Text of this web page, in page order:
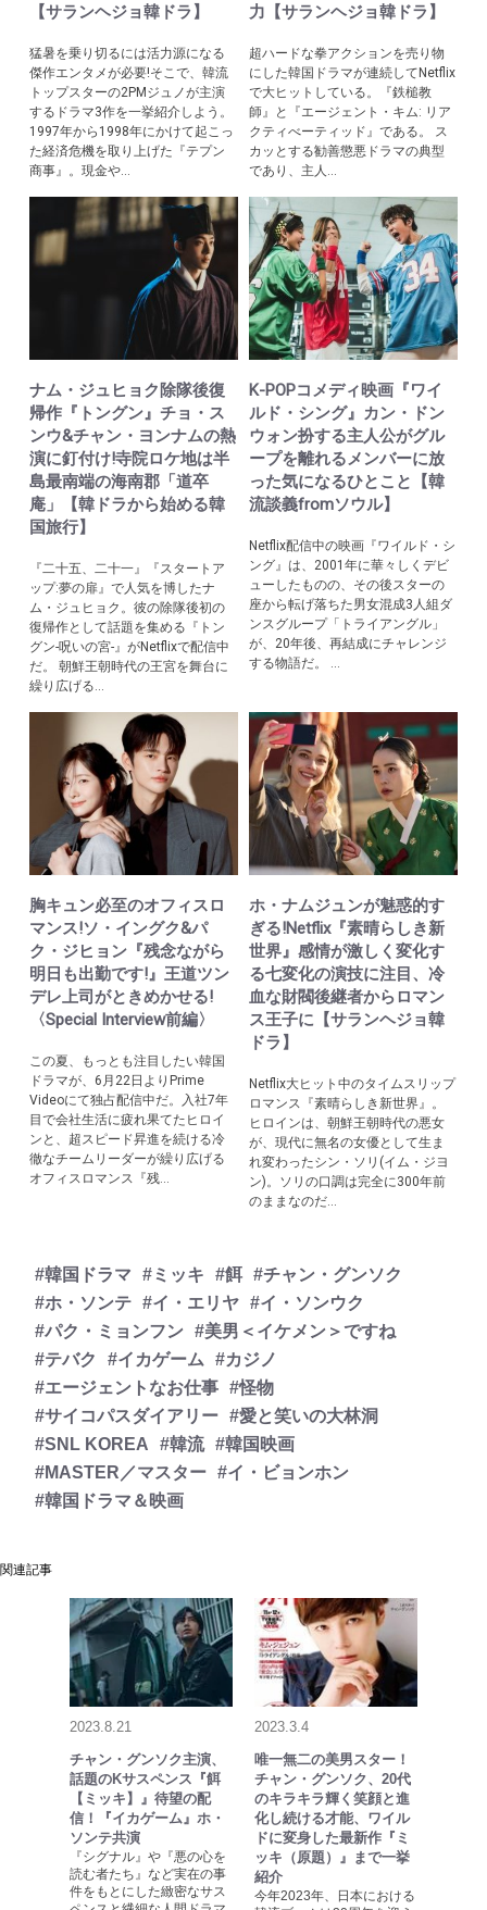
【サランヘジョ韓ドラ】
猛暑を乗り切るには活力源になる
傑作エンタメが必要!そこで、韓流
トップスターの2PMジュノが主演
するドラマ3作を一挙紹介しよう。
1997年から1998年にかけて起こっ
た経済危機を取り上げた『テプン
商事』。現金や...
力【サランヘジョ韓ドラ】
超ハードな拳アクションを売り物
にした韓国ドラマが連続してNetflix
で大ヒットしている。『鉄槌教
師』と『エージェント・キム: リア
クティべーティッド』である。 ス
カッとする勧善懲悪ドラマの典型
であり、主人...
ナム・ジュヒョク除隊後復
帰作『トングン』チョ・ス
ンウ&チャン・ヨンナムの熱
演に釘付け!寺院ロケ地は半
島最南端の海南郡「道卒
庵」【韓ドラから始める韓
国旅行】
『二十五、二十一』『スタートア
ップ:夢の扉』で人気を博したナ
ム・ジュヒョク。彼の除隊後初の
復帰作として話題を集める『トン
グン-呪いの宮-』がNetflixで配信中
だ。 朝鮮王朝時代の王宮を舞台に
繰り広げる...
K-POPコメディ映画『ワイ
ルド・シング』カン・ドン
ウォン扮する主人公がグル
ープを離れるメンバーに放
った気になるひとこと【韓
流談義fromソウル】
Netflix配信中の映画『ワイルド・シ
ング』は、2001年に華々しくデビ
ューしたものの、その後スターの
座から転げ落ちた男女混成3人組ダ
ンスグループ「トライアングル」
が、20年後、再結成にチャレンジ
する物語だ。 ...
胸キュン必至のオフィスロ
マンス!ソ・イングク&パ
ク・ジヒョン『残念ながら
明日も出勤です!』王道ツン
デレ上司がときめかせる!
〈Special Interview前編〉
この夏、もっとも注目したい韓国
ドラマが、6月22日よりPrime
Videoにて独占配信中だ。入社7年
目で会社生活に疲れ果てたヒロイ
ンと、超スピード昇進を続ける冷
徹なチームリーダーが繰り広げる
オフィスロマンス『残...
ホ・ナムジュンが魅惑的す
ぎる!Netflix『素晴らしき新
世界』感情が激しく変化す
る七変化の演技に注目、冷
血な財閥後継者からロマン
ス王子に【サランヘジョ韓
ドラ】
Netflix大ヒット中のタイムスリップ
ロマンス『素晴らしき新世界』。
ヒロインは、朝鮮王朝時代の悪女
が、現代に無名の女優として生ま
れ変わったシン・ソリ(イム・ジヨ
ン)。ソリの口調は完全に300年前
のままなのだ...
#韓国ドラマ #ミッキ #餌 #チャン・グンソク
#ホ・ソンテ #イ・エリヤ #イ・ソンウク
#パク・ミョンフン #美男＜イケメン＞ですね
#テバク
#イカゲーム
#カジノ
#エージェントなお仕事 #怪物
#サイコパスダイアリー #愛と笑いの大林洞
#SNL KOREA
#韓流 #韓国映画
#MASTER／マスター #イ・ビョンホン
#韓国ドラマ＆映画
関連記事
2023.8.21
チャン・グンソク主演、
話題のKサスペンス『餌
【ミッキ】』待望の配
信！『イカゲーム』ホ・
ソンテ共演
『シグナル』や『悪の心を
読む者たち』など実在の事
件をもとにした緻密なサス
2023.3.4
唯一無二の美男スター！
チャン・グンソク、20代
のキラキラ輝く笑顔と進
化し続ける才能、ワイル
ドに変身した最新作『ミ
ッキ（原題）』まで一挙
紹介
今年2023年、日本における